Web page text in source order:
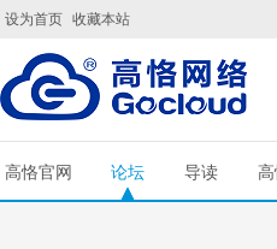
设为首页 收藏本站
高恪官网 论坛 导读